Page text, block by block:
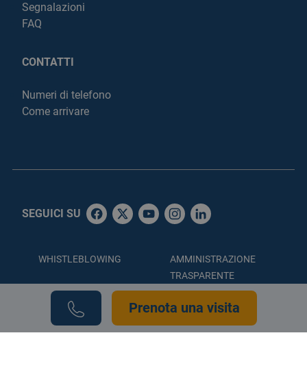
Segnalazioni
FAQ
CONTATTI
Numeri di telefono
Come arrivare
SEGUICI SU
WHISTLEBLOWING
AMMINISTRAZIONE
TRASPARENTE
ACCESSIBILITÀ
COOKIE POLICY
Prenota una visita